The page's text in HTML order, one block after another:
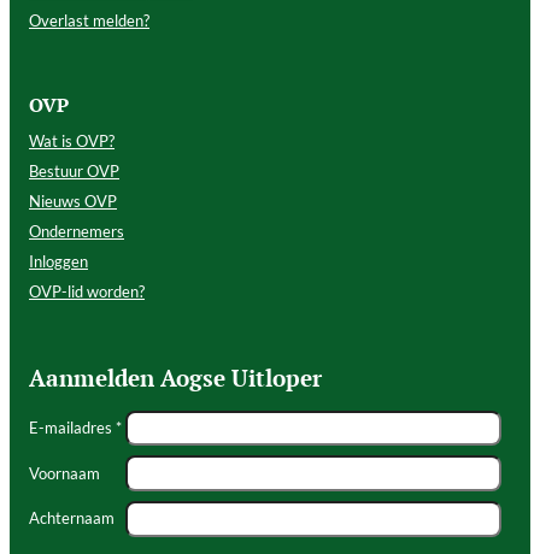
Overlast melden?
OVP
Wat is OVP?
Bestuur OVP
Nieuws OVP
Ondernemers
Inloggen
OVP-lid worden?
Aanmelden Aogse Uitloper
E-mailadres *
Voornaam
Achternaam